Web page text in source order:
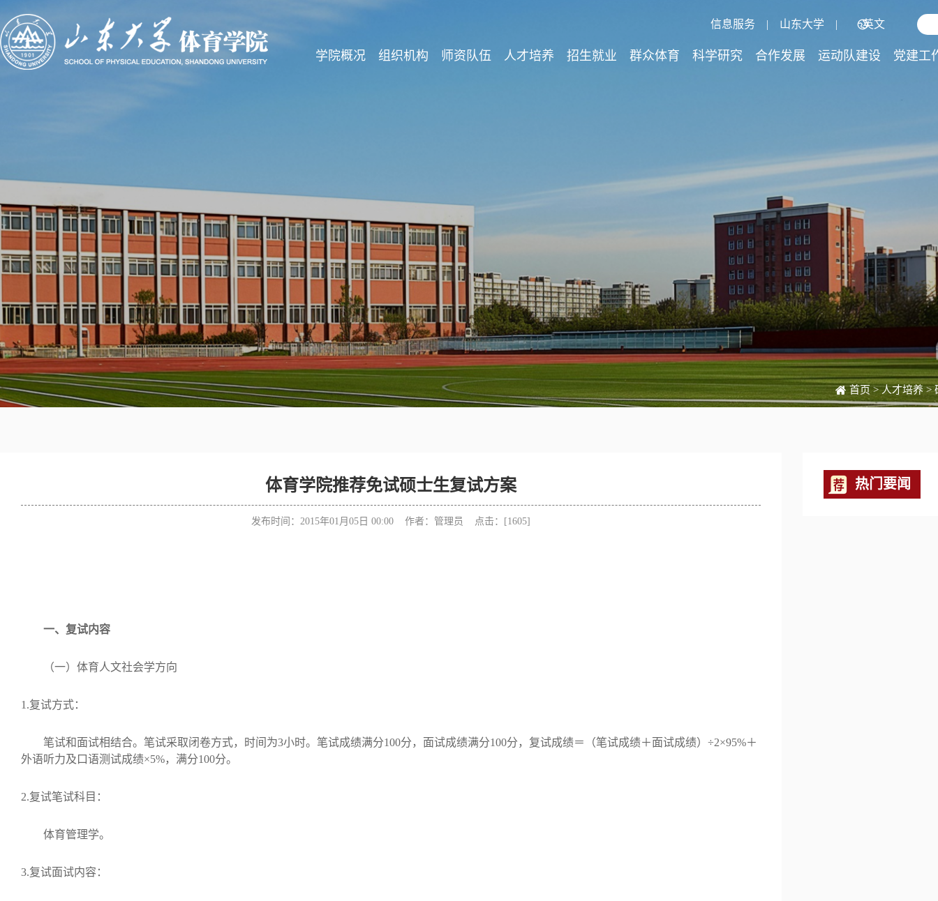
信息服务 | 山东大学 |英文
学院概况 组织机构 师资队伍 人才培养 招生就业 群众体育 科学研究 合作发展 运动队建设 党建工
首页>人才培养 >
体育学院推荐免试硕士生复试方案
发布时间：2015年01月05日 00:00 作者：管理员 点击：[1605]
一、复试内容
（一）体育人文社会学方向
1.复试方式：
笔试和面试相结合。笔试采取闭卷方式，时间为3小时。笔试成绩满分100分，面试成绩满分100分，复试成绩＝（笔试成绩＋面试成绩）÷2×95%＋
外语听力及口语测试成绩×5%，满分100分。
2.复试笔试科目：
体育管理学。
3.复试面试内容：
热门要闻